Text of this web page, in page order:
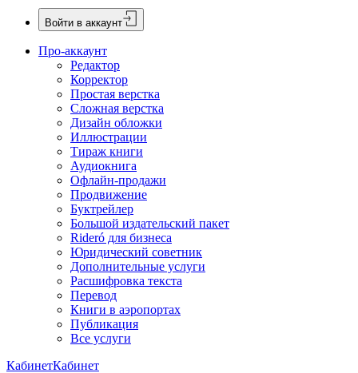
Войти в аккаунт
Про-аккаунт
Редактор
Корректор
Простая верстка
Сложная верстка
Дизайн обложки
Иллюстрации
Тираж книги
Аудиокнига
Офлайн-продажи
Продвижение
Буктрейлер
Большой издательский пакет
Rideró для бизнеса
Юридический советник
Дополнительные услуги
Расшифровка текста
Перевод
Книги в аэропортах
Публикация
Все услуги
КабинетКабинет